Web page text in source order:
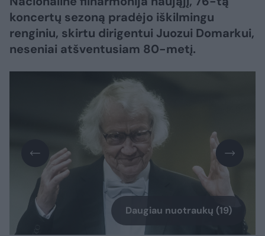
koncertų sezoną pradėjo iškilmingu
renginiu, skirtu dirigentui Juozui Domarkui,
neseniai atšventusiam 80-metį.
Daugiau nuotraukų (19)